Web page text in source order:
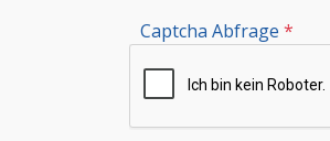
Captcha Abfrage *